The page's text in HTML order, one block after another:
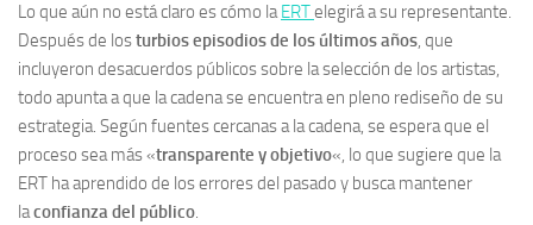
Lo que aún no está claro es cómo laERTelegirá a su representante.
Después de losturbios episodios de los últimos años, que
incluyeron desacuerdos públicos sobre la selección de los artistas,
todo apunta a que la cadena se encuentra en pleno rediseño de su
estrategia. Según fuentes cercanas a la cadena, se espera que el
proceso sea más «transparente y objetivo«, lo que sugiere que la
ERT ha aprendido de los errores del pasado y busca mantener
laconfianza del público.